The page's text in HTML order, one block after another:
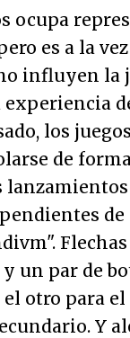
ocupa
es a la
influyen la
los
de
un par de
otro para el
Y